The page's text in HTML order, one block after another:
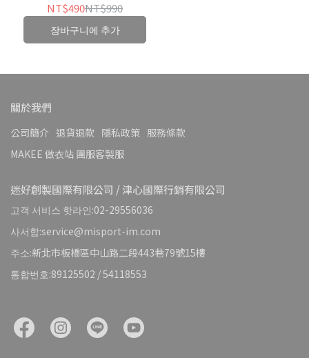
NT$490NT$990
장바구니에 추가
關於我們
公司簡介 退貨退款 隱私政策 服務條款
MAKEE 做衣站 團服客製服
迷好創製國際有限公司 / 津心國際行銷有限公司
고객 서비스 핫라인:02-29556036
사서함:service@misport-im.com
주소:新北市板橋區中山路二段443巷79號15樓
통합번호:89125502 / 54118553